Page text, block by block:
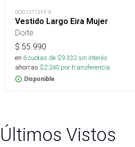
DOI012712FE-R
Vestido Largo Eira Mujer
Doite
$ 55.990
en 6cuotas de $9.332sin interés
ahorras $2.240 por transferencia.
Disponible
Últimos Vistos